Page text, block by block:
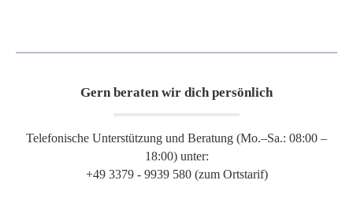
Gern beraten wir dich persönlich
Telefonische Unterstützung und Beratung (Mo.–Sa.: 08:00 –
18:00) unter:
+49 3379 - 9939 580 (zum Ortstarif)